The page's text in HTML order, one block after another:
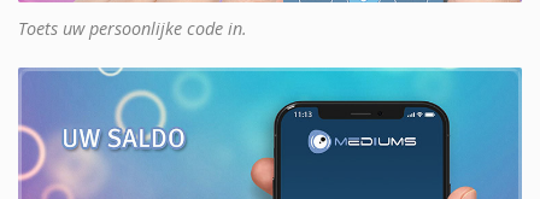
Toets uw persoonlijke code in.